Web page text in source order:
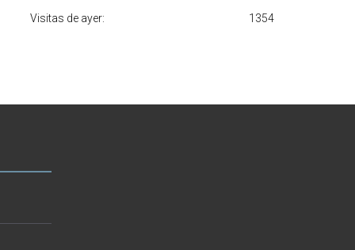
1354
Visitas de ayer: